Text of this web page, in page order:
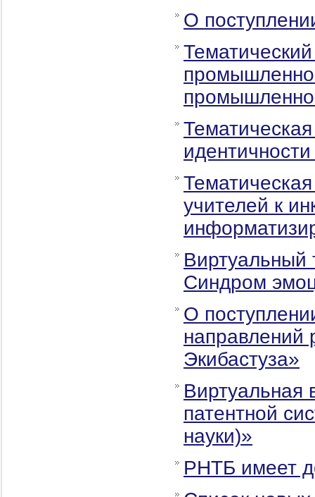
О
учителей к
Виртуальный
Синдром
О
направлений
Экибастуза»
Виртуальная
патентной
науки)»
РНТБ имеет